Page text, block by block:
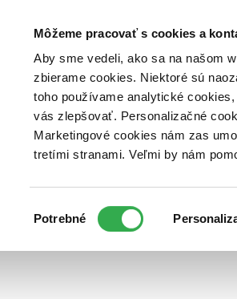
Môžeme pracovať s cookies a
Aby sme vedeli, ako sa na našom
zbierame cookies. Niektoré sú
toho používame analytické
vás zlepšovať. Personalizačné
Marketingové cookies nám zas
tretími stranami. Veľmi by nám
súhlasu
Potrebné
Poukážky Kontakt